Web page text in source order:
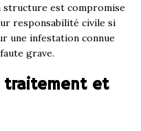
est compromise
responsabilité civile si
une infestation connue
grave.
traitement et